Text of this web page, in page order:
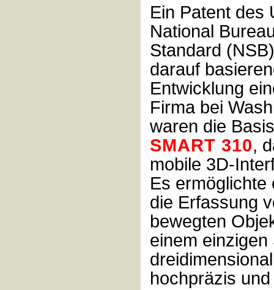
Ein Patent des
National
Standard
darauf
Entwicklung
Firma bei
waren die
SMART 310,
mobile 3D-
Es ermöglichte
die Erfassung
bewegten
einem einzigen
hochpräzis